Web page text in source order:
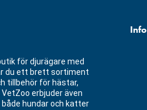
för djurägare med
du ett brett sortiment
tillbehör för hästar,
erbjuder även
hundar och katter
Info